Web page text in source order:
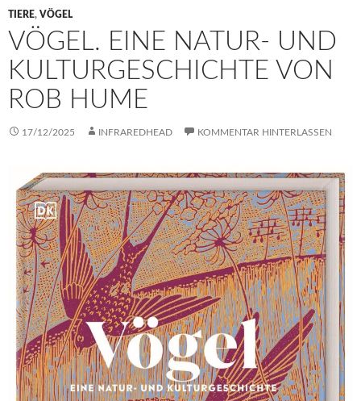
TIERE, VÖGEL
VÖGEL. EINE NATUR- UND
KULTURGESCHICHTE VON
ROB HUME
17/12/2025 INFRAREDHEAD KOMMENTAR HINTERLASSEN